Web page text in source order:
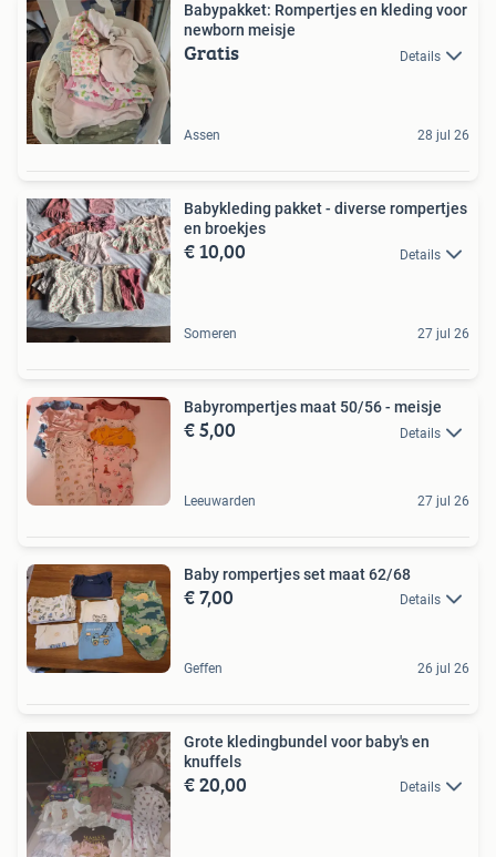
Babypakket: Rompertjes en kleding voor
newborn meisje
Gratis Details
Assen 28 jul 26
Babykleding pakket - diverse rompertjes
en broekjes
€ 10,00 Details
Someren 27 jul 26
Babyrompertjes maat 50/56 - meisje
€ 5,00 Details
Leeuwarden 27 jul 26
Baby rompertjes set maat 62/68
€ 7,00 Details
Geffen 26 jul 26
Grote kledingbundel voor baby's en
knuffels
€ 20,00 Details